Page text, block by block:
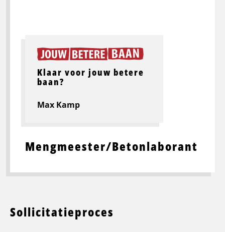
Mengmeester/Betonlaborant
Klaar voor jouw betere
baan?
Max Kamp
Sollicitatieproces